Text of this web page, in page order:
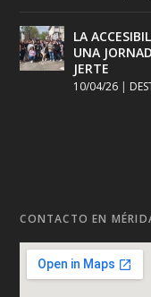
LA
UNA
JERTE
10/04/26 |
CONTACTO EN